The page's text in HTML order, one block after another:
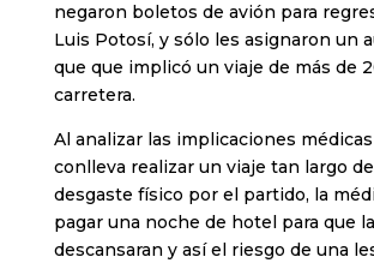
negaron boletos de avión para
Luis Potosí, y sólo les asignaron un
que que implicó un viaje de más de
carretera.
Al analizar las implicaciones
conlleva realizar un viaje tan largo
desgaste físico por el partido, la
pagar una noche de hotel para que
descansaran y así el riesgo de una